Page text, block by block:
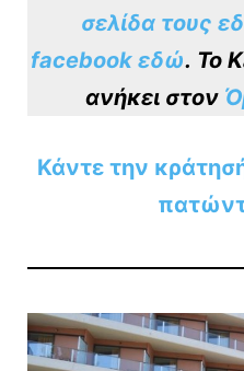
σελίδα τους
facebook εδώ. To
ανήκει στον
Κάντε την